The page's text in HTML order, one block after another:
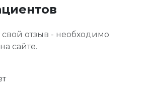
отзыв - необходимо
на сайте.